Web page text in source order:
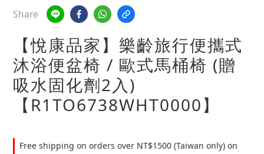
Share
【悅康品家】樂齡旅行便攜式
沐浴便盆椅 / 歐式馬桶椅 (贈
吸水固化劑2入)
【R1TO6738WHT0000】
Free shipping on orders over NT$1500 (Taiwan only) on